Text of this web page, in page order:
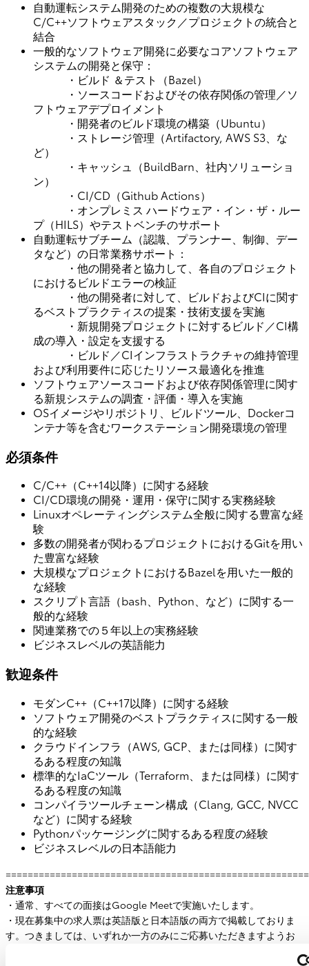
自動運転システム開発のための複数の大規模な
C/C++ソフトウェアスタック／プロジェクトの統合と
結合
一般的なソフトウェア開発に必要なコアソフトウェア
システムの開発と保守：
・ビルド ＆テスト（Bazel）
・ソースコードおよびその依存関係の管理／ソ
フトウェアデプロイメント
・開発者のビルド環境の構築（Ubuntu）
・ストレージ管理（Artifactory, AWS S3、な
ど）
・キャッシュ（BuildBarn、社内ソリューショ
ン）
・CI/CD（Github Actions）
・オンプレミス ハードウェア・イン・ザ・ルー
プ（HILS）やテストベンチのサポート
自動運転サブチーム（認識、プランナー、制御、デー
タなど）の日常業務サポート：
・他の開発者と協力して、各自のプロジェクト
におけるビルドエラーの検証
・他の開発者に対して、ビルドおよびCIに関す
るベストプラクティスの提案・技術支援を実施
・新規開発プロジェクトに対するビルド／CI構
成の導入・設定を支援する
・ビルド／CIインフラストラクチャの維持管理
および利用要件に応じたリソース最適化を推進
ソフトウェアソースコードおよび依存関係管理に関す
る新規システムの調査・評価・導入を実施
OSイメージやリポジトリ、ビルドツール、Dockerコ
ンテナ等を含むワークステーション開発環境の管理
必須条件
C/C++（C++14以降）に関する経験
CI/CD環境の開発・運用・保守に関する実務経験
Linuxオペレーティングシステム全般に関する豊富な経
験
多数の開発者が関わるプロジェクトにおけるGitを用い
た豊富な経験
大規模なプロジェクトにおけるBazelを用いた一般的
な経験
スクリプト言語（bash、Python、など）に関する一
般的な経験
関連業務での５年以上の実務経験
ビジネスレベルの英語能力
歓迎条件
モダンC++（C++17以降）に関する経験
ソフトウェア開発のベストプラクティスに関する一般
的な経験
クラウドインフラ（AWS, GCP、または同様）に関す
るある程度の知識
標準的なIaCツール（Terraform、または同様）に関す
るある程度の知識
コンパイラツールチェーン構成（Clang, GCC, NVCC
など）に関する経験
Pythonパッケージングに関するある程度の経験
ビジネスレベルの日本語能力
注意事項
・通常、すべての面接はGoogle Meetで実施いたします。
・現在募集中の求人票は英語版と日本語版の両方で掲載しておりま
す。つきましては、いずれか一方のみにご応募いただきますようお